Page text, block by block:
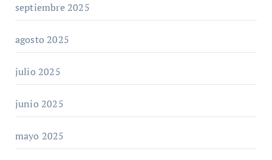
septiembre 2025
agosto 2025
julio 2025
junio 2025
mayo 2025